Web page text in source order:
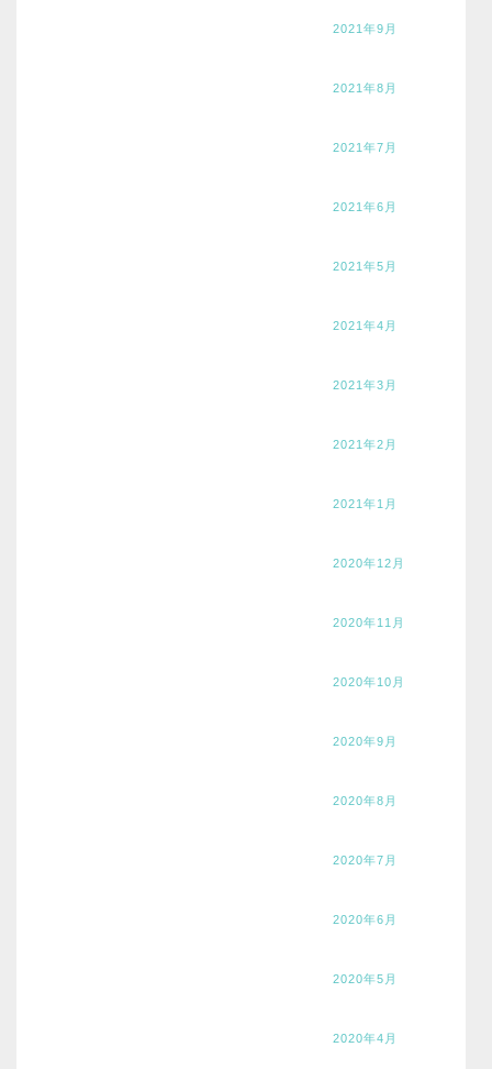
2021年9月
2021年8月
2021年7月
2021年6月
2021年5月
2021年4月
2021年3月
2021年2月
2021年1月
2020年12月
2020年11月
2020年10月
2020年9月
2020年8月
2020年7月
2020年6月
2020年5月
2020年4月